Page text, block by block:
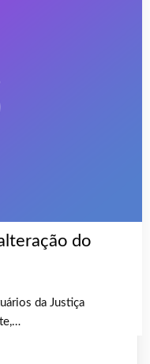
do
da Justiça